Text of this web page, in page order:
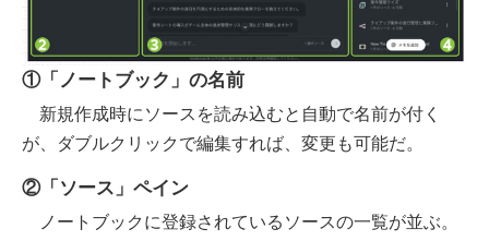
①「ノートブック」の名前
新規作成時にソースを読み込むと自動で名前が付く
が、ダブルクリックで編集すれば、変更も可能だ。
②「ソース」ペイン
ノートブックに登録されているソースの一覧が並ぶ。